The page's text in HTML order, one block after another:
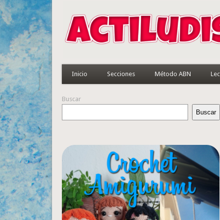
Inicio Secciones Método ABN
Buscar
Buscar